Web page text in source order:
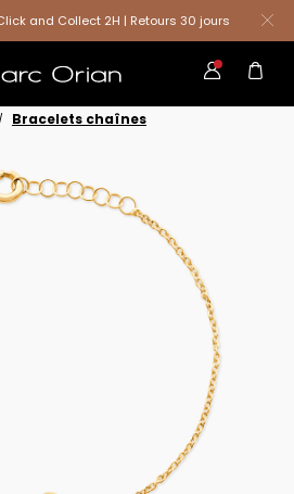
Click and Collect 2H | Retours 30 jours
Bracelets chaînes